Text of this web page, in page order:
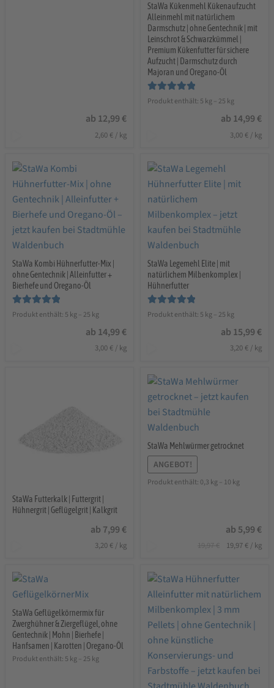
ab 12,99 €
2,60 € / kg
StaWa Kükenmehl Kükenaufzucht
Alleinmehl mit natürlichem
Darmschutz | ohne Gentechnik | mit
Leinschrot & Schwarzkümmel |
Premium Kükenfutter für sichere
Aufzucht | Darmschutz durch
Majoran und Oregano-Öl
Bewertet mit
Produkt enthält: 5 kg– 25 kg
ab 14,99 €
3,00 €/ kg
StaWa Kombi Hühnerfutter-Mix |
ohne Gentechnik | Alleinfutter +
Bierhefe und Oregano-Öl
Bewertet mit
Produkt enthält: 5 kg – 25 kg
ab 14,99 €
3,00 € / kg
StaWa Legemehl Elite | mit
natürlichem Milbenkomplex |
Hühnerfutter
Bewertet mit
Produkt enthält: 5 kg– 25 kg
ab 15,99 €
3,20 €/ kg
StaWa Futterkalk | Futtergrit |
Hühnergrit | Geflügelgrit | Kalkgrit
ab 7,99 €
3,20 € / kg
StaWa Mehlwürmer getrocknet
ANGEBOT!
Produkt enthält: 0,3 kg– 10 kg
ab 5,99 €
Ursprünglicher
19,97 €
19,97 €/ kg
StaWa Geflügelkörnermix für
Zwerghühner & Ziergeflügel, ohne
Gentechnik | Mohn | Bierhefe |
Hanfsamen | Karotten | Oregano-Öl
Produkt enthält: 5 kg – 25 kg